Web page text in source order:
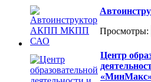
Просмотры:
Центр
«МинМакс»